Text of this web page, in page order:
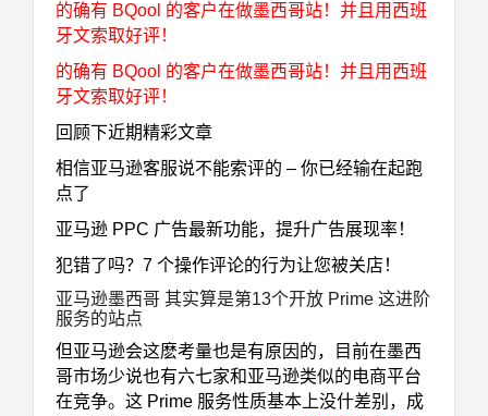
的确有 BQool 的客户在做墨西哥站！并且用西班
牙文索取好评！
的确有 BQool 的客户在做墨西哥站！并且用西班
牙文索取好评！
回顾下近期精彩文章
相信亚马逊客服说不能索评的 – 你已经输在起跑
点了
亚马逊 PPC 广告最新功能，提升广告展现率！
犯错了吗？7 个操作评论的行为让您被关店！
亚马逊墨西哥 其实算是第13个开放 Prime 这进阶
服务的站点
但亚马逊会这麽考量也是有原因的，目前在墨西
哥市场少说也有六七家和亚马逊类似的电商平台
在竞争。这 Prime 服务性质基本上没什差别，成